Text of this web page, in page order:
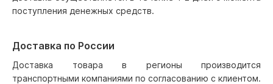
поступления денежных средств.
Доставка по России
Доставка товара в регионы производится
транспортными компаниями по согласованию с клиентом.